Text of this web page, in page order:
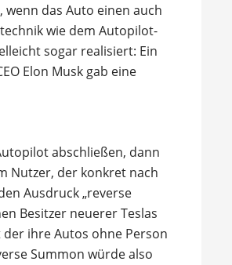
wenn das Auto einen auch
wie dem Autopilot-
sogar realisiert: Ein
Elon Musk gab eine
abschließen, dann
Nutzer, der konkret nach
Ausdruck „reverse
Besitzer neuerer Teslas
ihre Autos ohne Person
Summon würde also